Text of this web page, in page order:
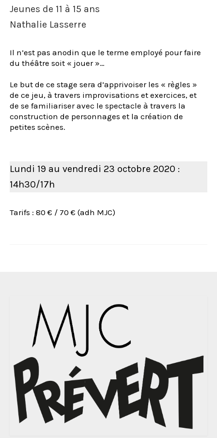
Jeunes de 11 à 15 ans
Nathalie Lasserre
Il n’est pas anodin que le terme employé pour faire
du théâtre soit « jouer »…
Le but de ce stage sera d’apprivoiser les « règles »
de ce jeu, à travers improvisations et exercices, et
de se familiariser avec le spectacle à travers la
construction de personnages et la création de
petites scènes.
Lundi 19 au vendredi 23 octobre 2020 :
14h30/17h
Tarifs : 80 € / 70 € (adh MJC)